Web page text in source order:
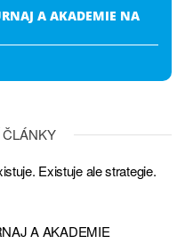
A AKADEMIE NA
Existuje ale strategie.
A AKADEMIE